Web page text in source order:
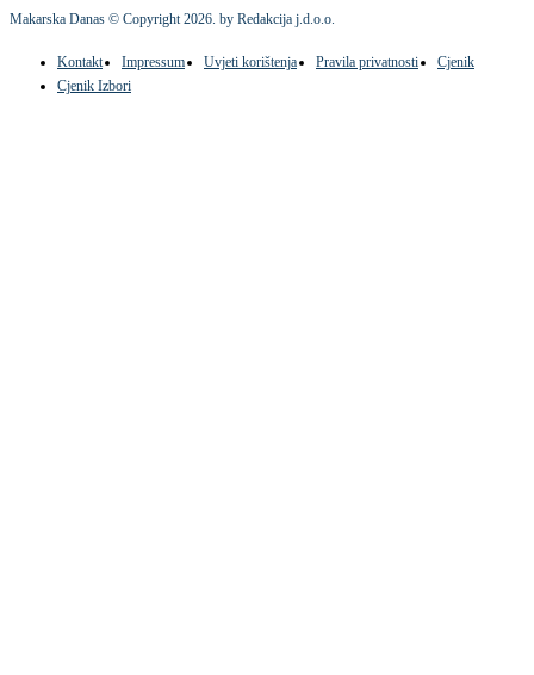
Makarska Danas © Copyright2026. by Redakcija j.d.o.o.
Kontakt Impressum Uvjeti korištenja Pravila privatnosti
Cjenik
Cjenik Izbori